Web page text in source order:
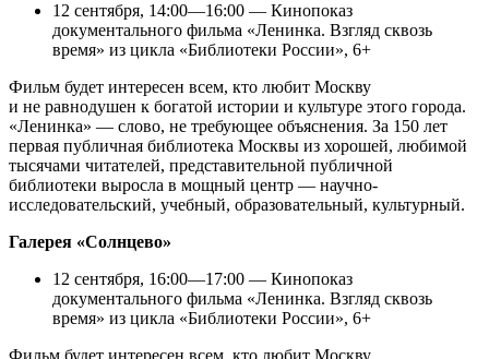
12 сентября, 14:00—16:00 — Кинопоказ
документального фильма «Ленинка. Взгляд сквозь
время» из цикла «Библиотеки России», 6+
Фильм будет интересен всем, кто любит Москву
и не равнодушен к богатой истории и культуре этого города.
«Ленинка» — слово, не требующее объяснения. За 150 лет
первая публичная библиотека Москвы из хорошей, любимой
тысячами читателей, представительной публичной
библиотеки выросла в мощный центр — научно-
исследовательский, учебный, образовательный, культурный.
Галерея «Солнцево»
12 сентября, 16:00—17:00 — Кинопоказ
документального фильма «Ленинка. Взгляд сквозь
время» из цикла «Библиотеки России», 6+
Фильм будет интересен всем, кто любит Москву